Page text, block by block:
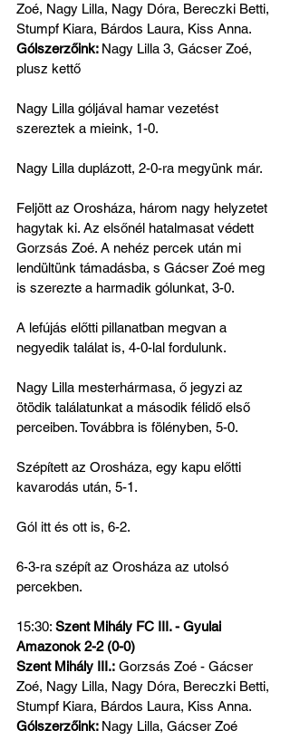
Zoé, Nagy Lilla, Nagy Dóra, Bereczki Betti,
Stumpf Kiara, Bárdos Laura, Kiss Anna.
Gólszerzőink: Nagy Lilla 3, Gácser Zoé,
plusz kettő
Nagy Lilla góljával hamar vezetést
szereztek a mieink, 1-0.
Nagy Lilla duplázott, 2-0-ra megyünk már.
Feljött az Orosháza, három nagy helyzetet
hagytak ki. Az elsőnél hatalmasat védett
Gorzsás Zoé. A nehéz percek után mi
lendültünk támadásba, s Gácser Zoé meg
is szerezte a harmadik gólunkat, 3-0.
A lefújás előtti pillanatban megvan a
negyedik találat is, 4-0-lal fordulunk.
Nagy Lilla mesterhármasa, ő jegyzi az
ötödik találatunkat a második félidő első
perceiben. Továbbra is fölényben, 5-0.
Szépített az Orosháza, egy kapu előtti
kavarodás után, 5-1.
Gól itt és ott is, 6-2.
6-3-ra szépít az Orosháza az utolsó
percekben.
15:30: Szent Mihály FC III. - Gyulai
Amazonok 2-2 (0-0)
Szent Mihály III.: Gorzsás Zoé - Gácser
Zoé, Nagy Lilla, Nagy Dóra, Bereczki Betti,
Stumpf Kiara, Bárdos Laura, Kiss Anna.
Gólszerzőink: Nagy Lilla, Gácser Zoé